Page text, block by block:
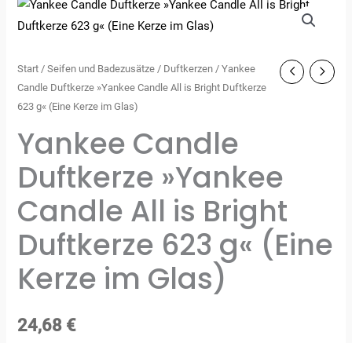
Start /Seifen und Badezusätze / Duftkerzen / Yankee
Candle Duftkerze »Yankee Candle All is Bright Duftkerze
623 g« (Eine Kerze im Glas)
Yankee Candle
Duftkerze »Yankee
Candle All is Bright
Duftkerze 623 g« (Eine
Kerze im Glas)
24,68 €